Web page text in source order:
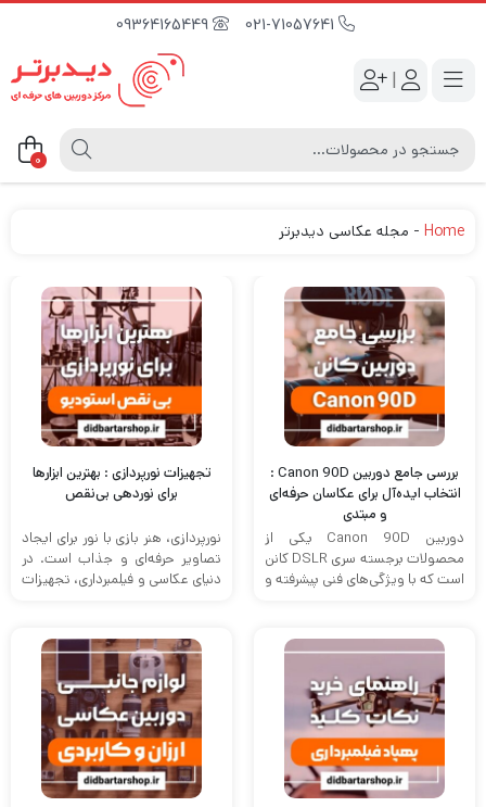
09364165449
|
0
Home
- مجله عکاسی دیدبرتر
بررسی جامع دوربین Canon 90D :
انتخاب ایده‌آل برای عکاسان حرفه‌ای
و مبتدی
دوربین Canon 90D یکی از
محصولات برجسته سری DSLR کانن
است که با ویژگی‌های فنی پیشرفته و
تجهیزات نورپردازی : بهترین ابزارها
برای نوردهی بی‌نقص
نورپردازی، هنر بازی با نور برای ایجاد
تصاویر حرفه‌ای و جذاب است. در
دنیای عکاسی و فیلمبرداری، تجهیزات